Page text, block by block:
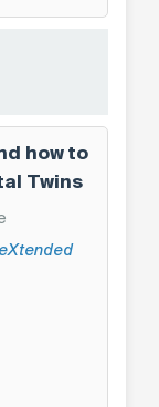
how to
Twins